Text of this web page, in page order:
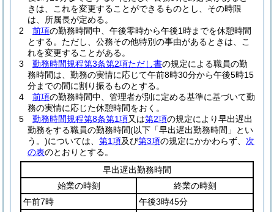
きは、これを変更することができるものとし、その時限
は、所属長が定める。
2
前項の勤務時間中、午後零時から午後1時までを休憩時間
とする。 ただし、公務その他特別の事由があるときは、こ
れを変更することがある。
3
勤務時間規程第3条第2項ただし書の規定による職員の勤
務時間は、勤務の実情に応じて午前8時30分から午後5時15
分までの間に割り振るものとする。
4
前項の勤務時間中、管理者が別に定める基準に基づいて勤
務の実情に応じた休憩時間をおく。
5
勤務時間規程第8条第1項又は第2項の規定により早出遅出
勤務をする職員の勤務時間(以下「早出遅出勤務時間」とい
う。)については、 第1項及び第3項の規定にかかわらず、 次
の表のとおりとする。
早出遅出勤務時間
始業の時刻
終業の時刻
午前7時
午後3時45分